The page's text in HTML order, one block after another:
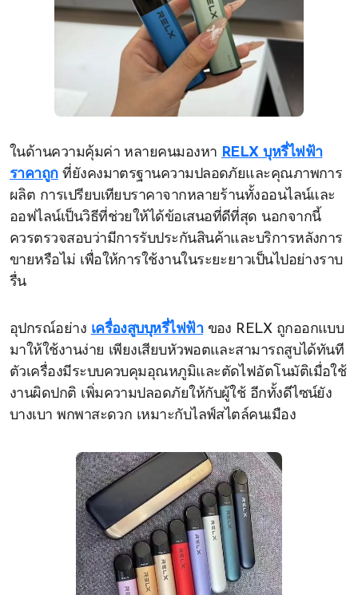
ในด้านความคุ้มค่า หลายคนมองหา RELX บุหรี่ไฟฟ้า
ราคาถูกที่ยังคงมาตรฐานความปลอดภัยและคุณภาพการ
ผลิต การเปรียบเทียบราคาจากหลายร้านทั้งออนไลน์และ
ออฟไลน์เป็นวิธีที่ช่วยให้ได้ข้อเสนอที่ดีที่สุด นอกจากนี้
ควรตรวจสอบว่ามีการรับประกันสินค้าและบริการหลังการ
ขายหรือไม่ เพื่อให้การใช้งานในระยะยาวเป็นไปอย่างราบ
รื่น
อุปกรณ์อย่าง เครื่องสูบบุหรี่ไฟฟ้าของ RELX ถูกออกแบบ
มาให้ใช้งานง่าย เพียงเสียบหัวพอตและสามารถสูบได้ทันที
ตัวเครื่องมีระบบควบคุมอุณหภูมิและตัดไฟอัตโนมัติเมื่อใช้
งานผิดปกติ เพิ่มความปลอดภัยให้กับผู้ใช้ อีกทั้งดีไซน์ยัง
บางเบา พกพาสะดวก เหมาะกับไลฟ์สไตล์คนเมือง